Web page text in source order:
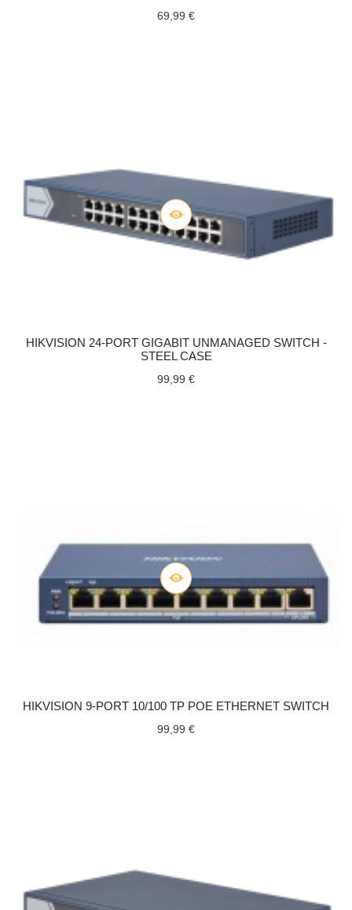
69,99 €
HIKVISION 24-PORT GIGABIT UNMANAGED SWITCH -
STEEL CASE
99,99 €
HIKVISION 9-PORT 10/100 TP POE ETHERNET SWITCH
99,99 €